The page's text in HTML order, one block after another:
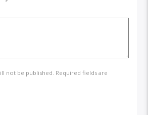
not be published. Required fields are